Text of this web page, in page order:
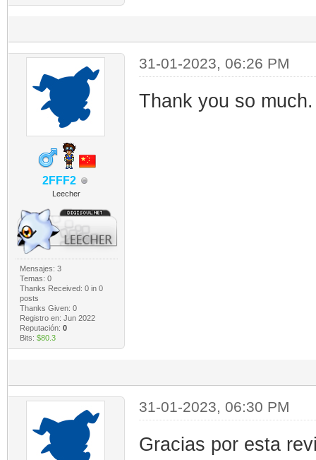
2FFF2
Leecher
Mensajes: 3
Temas: 0
Thanks Received: 0in 0
posts
Thanks Given: 0
Registro en: Jun 2022
Reputación: 0
Bits: $80.3
31-01-2023, 06:26 PM
Thank you so much.
31-01-2023, 06:30 PM
Gracias por esta